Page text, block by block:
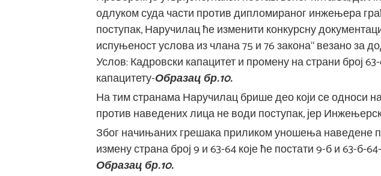
одлуком суда части против дипломираног инжењера
поступак, Наручилац ће изменити конкурсну
испуњеност услова из члана 75 и 76 закона“ везано за
Услов: Кадровски капацитет и промену на страни број
капацитету-Образац бр.10.
На тим странама Наручилац брише део који се односи
против наведених лица не води поступак, јер
Због начињаних грешака приликом уношења наведене
измену страна број 9 и 63-64 које ће постати 9-б и 63-
Образац бр.10.